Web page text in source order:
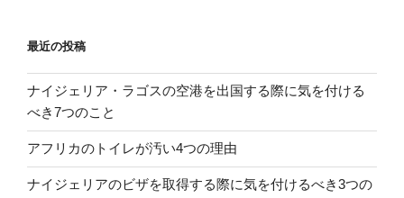
最近の投稿
ナイジェリア・ラゴスの空港を出国する際に気を付ける
べき7つのこと
アフリカのトイレが汚い4つの理由
ナイジェリアのビザを取得する際に気を付けるべき3つの